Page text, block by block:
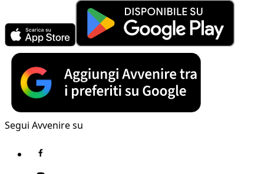
Segui Avvenire su